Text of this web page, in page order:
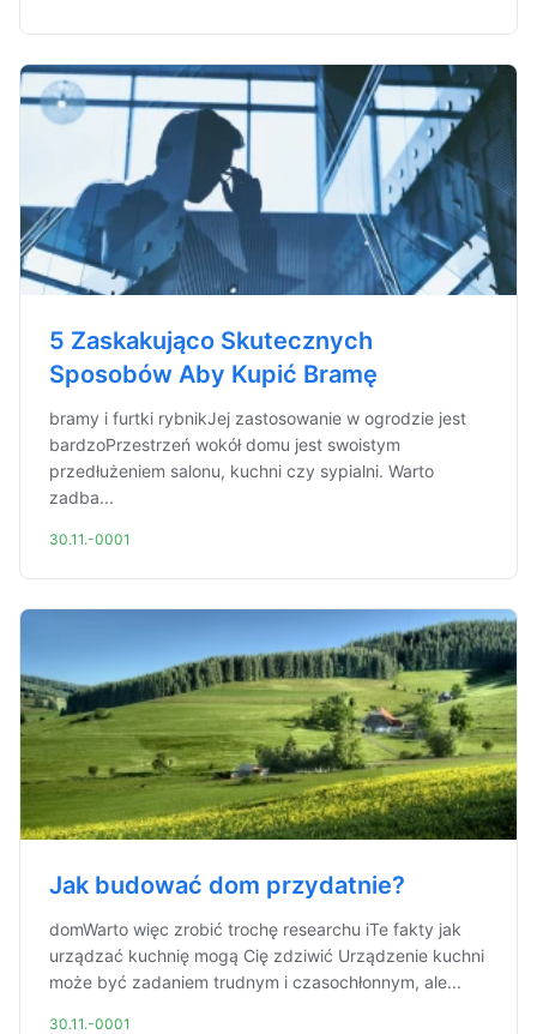
5 Zaskakująco Skutecznych
Sposobów Aby Kupić Bramę
bramy i furtki rybnikJej zastosowanie w ogrodzie jest
bardzoPrzestrzeń wokół domu jest swoistym
przedłużeniem salonu, kuchni czy sypialni. Warto
zadba...
30.11.-0001
Jak budować dom przydatnie?
domWarto więc zrobić trochę researchu iTe fakty jak
urządzać kuchnię mogą Cię zdziwić Urządzenie kuchni
może być zadaniem trudnym i czasochłonnym, ale...
30.11.-0001